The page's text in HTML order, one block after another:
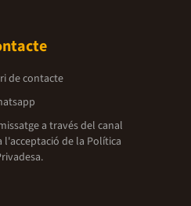
de contacte
a través del canal
l'acceptació de la Política